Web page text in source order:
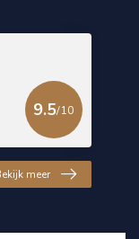
9.5/10
meer